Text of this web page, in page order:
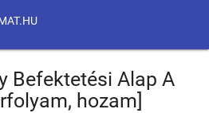
Befektetési Alap A
hozam]